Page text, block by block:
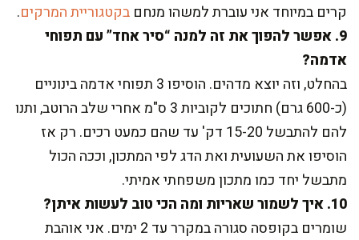
קרים במיוחד אני עוברת למשהו מנחם בקטגוריית המרקים.
9. אפשר להפוך את זה למנה “סיר אחד” עם תפוחי
אדמה?
בהחלט, וזה יוצא מדהים. הוסיפו 3 תפוחי אדמה בינוניים
(כ-600 גרם) חתוכים לקוביות 3 ס"מ אחרי שלב הרוטב, ותנו
להם להתבשל 15-20 דק' עד שהם כמעט רכים. רק אז
הוסיפו את השעועית ואת הדג לפי המתכון, וככה הכול
מתבשל יחד כמו מתכון משפחתי אמיתי.
10. איך לשמור שאריות ומה הכי טוב לעשות איתן?
שומרים בקופסה סגורה במקרר עד 2 ימים. אני אוהבת